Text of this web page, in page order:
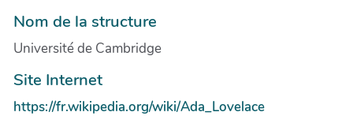
Nom de la structure
Université de Cambridge
Site Internet
https://fr.wikipedia.org/wiki/Ada_Lovelace